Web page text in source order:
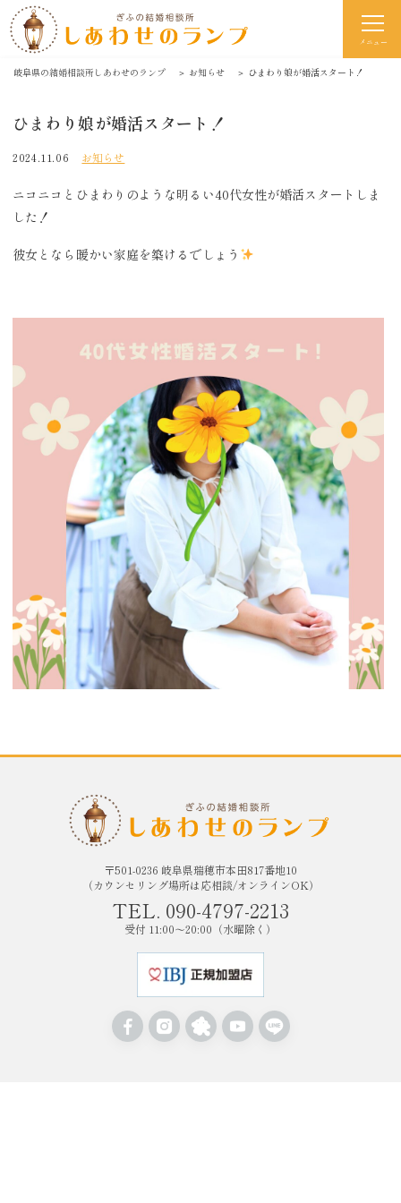
メニュー
岐阜県の結婚相談所しあわせのランプ ＞ お知らせ ＞ ひまわり娘が婚活スタート！
ひまわり娘が婚活スタート！
2024.11.06 お知らせ
ニコニコとひまわりのような明るい40代女性が婚活スタートしま
した！
彼女となら暖かい家庭を築けるでしょう
〒501-0236 岐阜県瑞穂市本田817番地10
（カウンセリング場所は応相談/オンラインOK）
TEL. 090-4797-2213
受付 11:00〜20:00（水曜除く）